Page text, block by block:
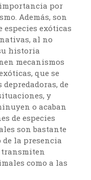
por
Además, son
especies exóticas
al no
historia
mecanismos
que se
de
y
o acaban
de especies
son bastante
la presencia
transmiten
como a las